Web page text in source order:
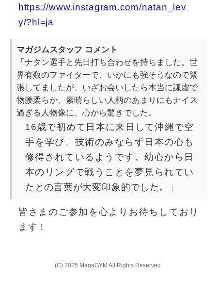
https://www.instagram.com/natan_lev
y/?hl=ja
マガジムスタッフ コメント
「ナタン選手と先日打ち合わせを持ちました。世
界有数のファイターで、いかにも強そうなので緊
張してましたが、いざお会いしたら本当に謙虚で
物腰柔らか、素晴らしい人柄のあまりにもナイス
過ぎる人物像に、心から驚きでした。
16歳で初めて日本に来日して沖縄で空
手を学び、技術のみならず日本の心も
修得されているようです。幼心から日
本のリングで戦うことを夢見られてい
たとの言葉が大変印象的でした。」
皆さまのご参加を心よりお待ちしており
ます！
(C) 2025 MagaGYM All Rights Reserved.